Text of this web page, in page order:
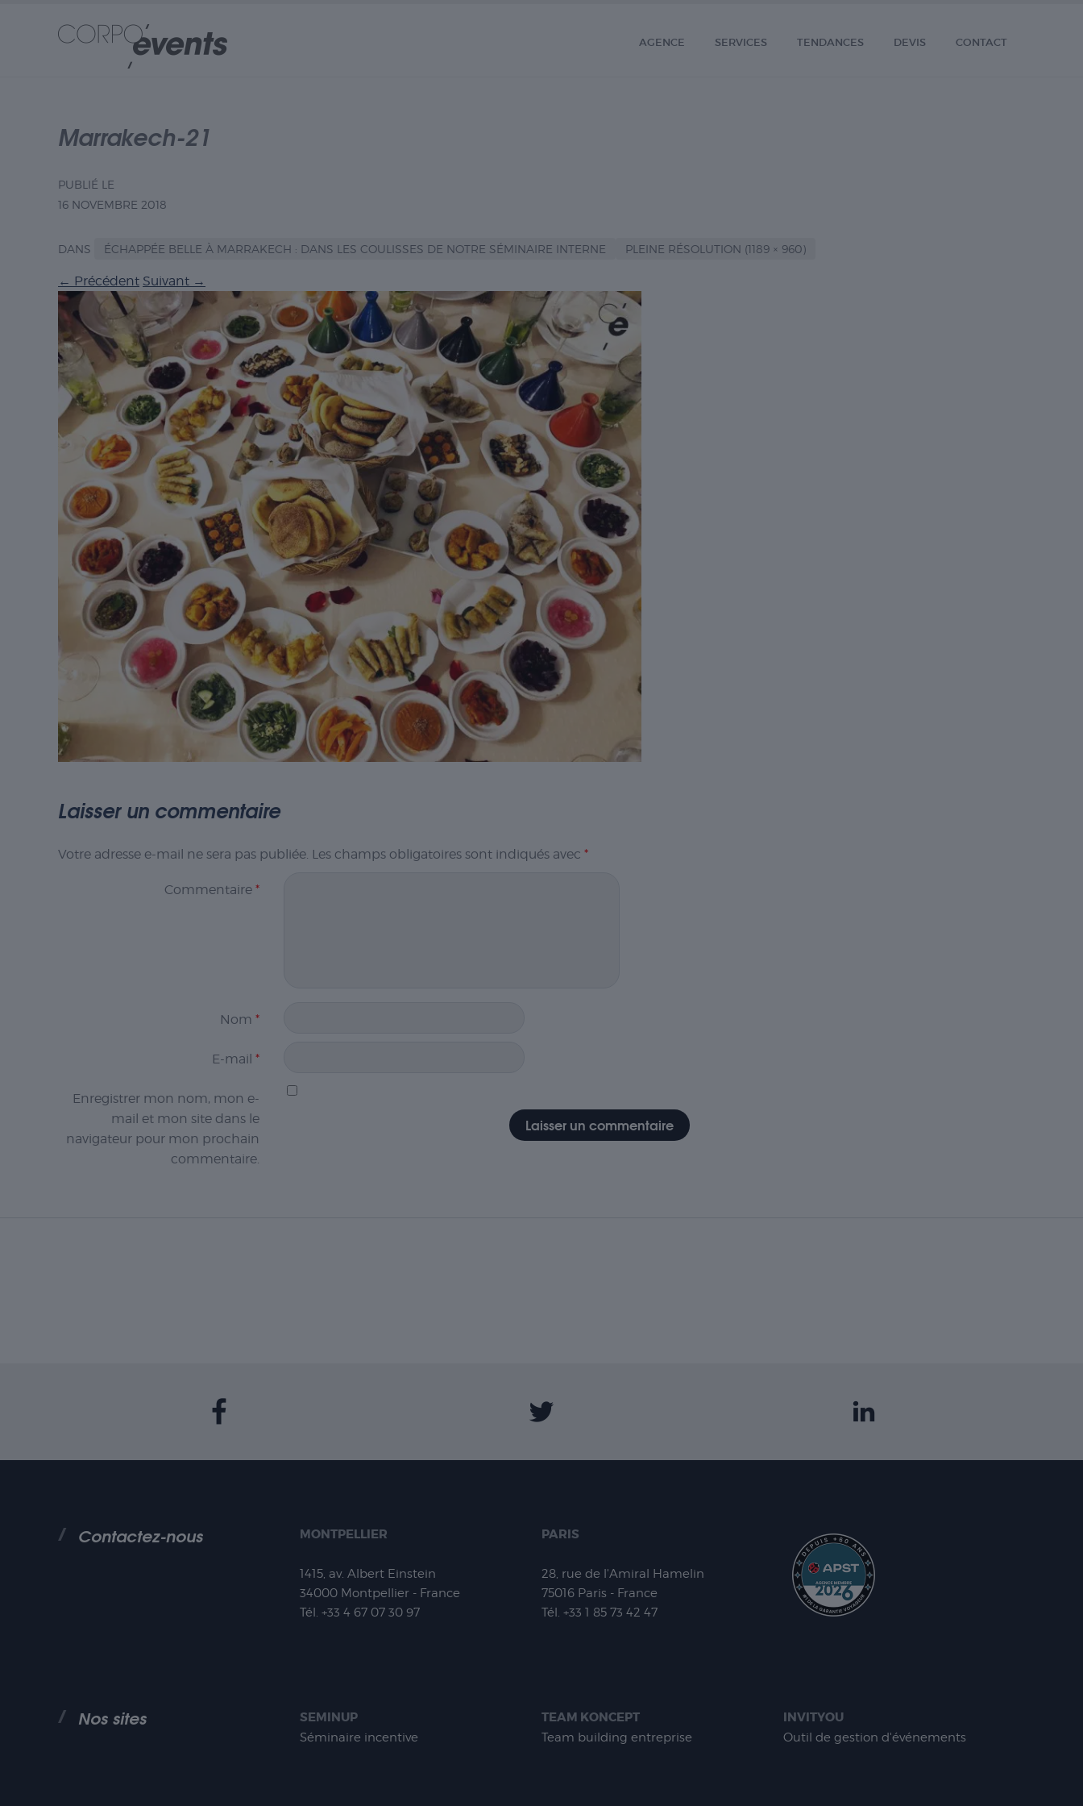
AGENCE SERVICES TENDANCES DEVIS CONTACT
Marrakech-21
PUBLIÉ LE
16 NOVEMBRE 2018
DANS ÉCHAPPÉE BELLE À MARRAKECH : DANS LES COULISSES DE NOTRE SÉMINAIRE INTERNE PLEINE RÉSOLUTION (1189 × 960)
← Précédent Suivant →
Laisser un commentaire
Votre adresse e-mail ne sera pas publiée. Les champs obligatoires sont indiqués avec *
Commentaire *
Nom *
E-mail *
Enregistrer mon nom, mon e-
mail et mon site dans le
navigateur pour mon prochain
commentaire.
Contactez-nous MONTPELLIER
1415, av. Albert Einstein
34000 Montpellier - France
Tél. +33 4 67 07 30 97
PARIS
28, rue de l'Amiral Hamelin
75016 Paris - France
Tél. +33 1 85 73 42 47
Nos sites SEMINUP
Séminaire incentive
TEAM KONCEPT
Team building entreprise
INVITYOU
Outil de gestion d'événements